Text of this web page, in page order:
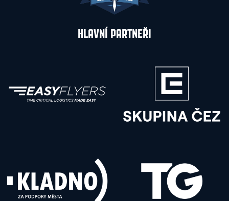
HLAVNÍ PARTNEŘI